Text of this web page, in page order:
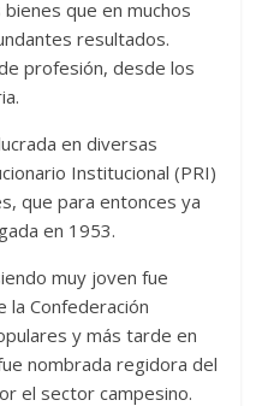
que en muchos
resultados.
profesión, desde los
en diversas
Institucional (PRI)
que para entonces ya
en 1953.
muy joven fue
Confederación
y más tarde en
nombrada regidora del
el sector campesino.